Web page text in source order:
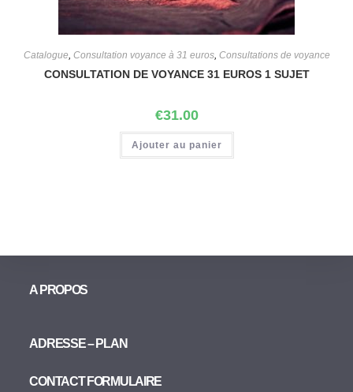
Catalogue, Consultation voyance à 31 euros, Consultations de voyance
CONSULTATION DE VOYANCE 31 EUROS 1 SUJET
€31.00
Ajouter au panier
A PROPOS
ADRESSE – PLAN
CONTACT FORMULAIRE